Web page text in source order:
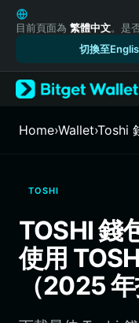
English
日本語
Русский
Español (Latinoamérica)
Türkçe
Italiano
繁體中文
Português (Portugal)
Bahasa Indonesia
ภาษาไทย
目前頁面為 繁體中文。是
切換至
Home›Wallet›Toshi
TOSHI
TOSHI 錢
使用
（2025 年